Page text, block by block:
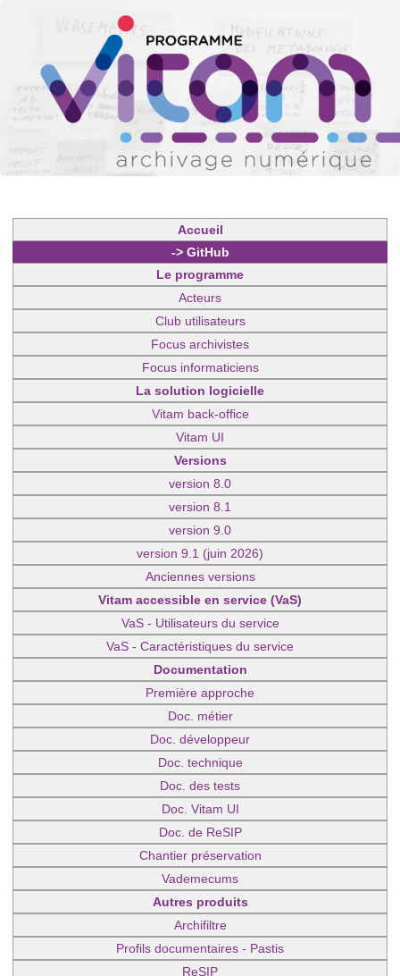
Accueil
-> GitHub
Le programme
Acteurs
Club utilisateurs
Focus archivistes
Focus informaticiens
La solution logicielle
Vitam back-office
Vitam UI
Versions
version 8.0
version 8.1
version 9.0
version 9.1 (juin 2026)
Anciennes versions
Vitam accessible en service (VaS)
VaS - Utilisateurs du service
VaS - Caractéristiques du service
Documentation
Première approche
Doc. métier
Doc. développeur
Doc. technique
Doc. des tests
Doc. Vitam UI
Doc. de ReSIP
Chantier préservation
Vademecums
Autres produits
Archifiltre
Profils documentaires - Pastis
ReSIP